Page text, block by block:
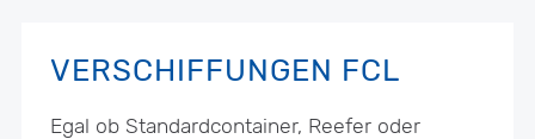
VERSCHIFFUNGEN FCL
Egal ob Standardcontainer, Reefer oder